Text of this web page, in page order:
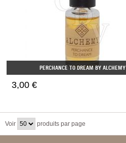
PERCHANCE TO DREAM BY ALCHEMY
3,00 €
Voir produits par page